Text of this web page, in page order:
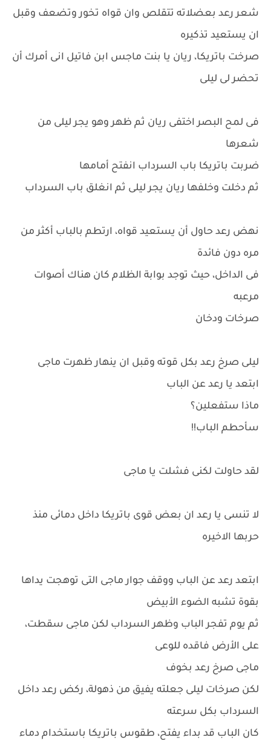
شعر رعد بعضلاته تتقلص وان قواه تخور وتضعف وقبل
ان يستعيد تذكيره
صرخت باتريكا، ريان يا بنت ماجس ابن فاتيل انى أمرك أن
تحضر لى ليلى
فى لمح البصر اختفى ريان ثم ظهر وهو يجر ليلى من
شعرها
ضربت باتريكا باب السرداب انفتح أمامها
ثم دخلت وخلفها ريان يجر ليلى ثم انغلق باب السرداب
نهض رعد حاول أن يستعيد قواه، ارتطم بالباب أكثر من
مره دون فائدة
فى الداخل، حيث توجد بوابة الظلام كان هناك أصوات
مرعبه
صرخات ودخان
ليلى صرخ رعد بكل قوته وقبل ان ينهار ظهرت ماجى
ابتعد يا رعد عن الباب
ماذا ستفعلين؟
سأحطم الباب!!
لقد حاولت لكنى فشلت يا ماجى
لا تنسى يا رعد ان بعض قوى باتريكا داخل دمائى منذ
حربها الاخيره
ابتعد رعد عن الباب ووقف جوار ماجى التى توهجت يداها
بقوة تشبه الضوء الأبيض
ثم يوم تفجر الباب وظهر السرداب لكن ماجى سقطت،
على الأرض فاقده للوعى
ماجى صرخ رعد بخوف
لكن صرخات ليلى جعلته يفيق من ذهولة، ركض رعد داخل
السرداب بكل سرعته
كان الباب قد بداء يفتح، طقوس باتريكا باستخدام دماء